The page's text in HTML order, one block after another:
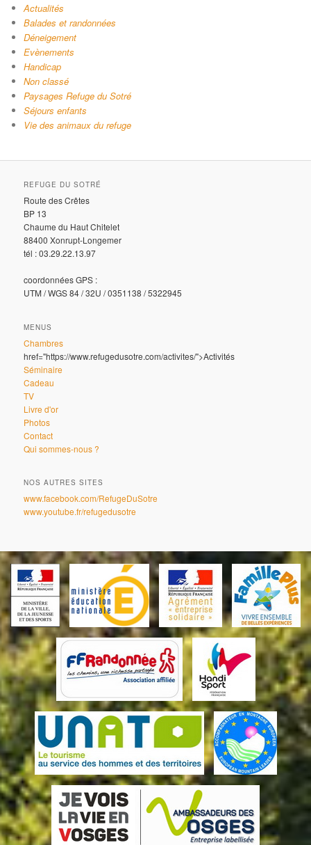
Actualités
Balades et randonnées
Déneigement
Evènements
Handicap
Non classé
Paysages Refuge du Sotré
Séjours enfants
Vie des animaux du refuge
REFUGE DU SOTRÉ
Route des Crêtes
BP 13
Chaume du Haut Chitelet
88400 Xonrupt-Longemer
tél : 03.29.22.13.97
coordonnées GPS :
UTM / WGS 84 / 32U / 0351138 / 5322945
MENUS
Chambres
href="https://www.refugedusotre.com/activites/">Activités
Séminaire
Cadeau
TV
Livre d'or
Photos
Contact
Qui sommes-nous ?
NOS AUTRES SITES
www.facebook.com/RefugeDuSotre
www.youtube.fr/refugedusotre